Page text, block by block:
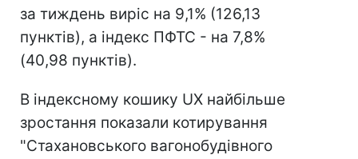
за тиждень виріс на 9,1% (126,13
пунктів), а індекс ПФТС - на 7,8%
(40,98 пунктів).
В індексному кошику UX найбільше
зростання показали котирування
"Стахановського вагонобудівного